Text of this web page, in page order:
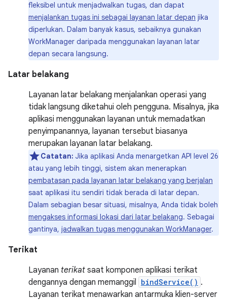
fleksibel untuk menjadwalkan tugas, dan dapat
menjalankan tugas ini sebagai layanan latar depan jika
diperlukan. Dalam banyak kasus, sebaiknya gunakan
WorkManager daripada menggunakan layanan latar
depan secara langsung.
Latar belakang
Layanan latar belakang menjalankan operasi yang
tidak langsung diketahui oleh pengguna. Misalnya, jika
aplikasi menggunakan layanan untuk memadatkan
penyimpanannya, layanan tersebut biasanya
merupakan layanan latar belakang.
Catatan: Jika aplikasi Anda menargetkan API level 26
atau yang lebih tinggi, sistem akan menerapkan
pembatasan pada layanan latar belakang yang berjalan
saat aplikasi itu sendiri tidak berada di latar depan.
Dalam sebagian besar situasi, misalnya, Anda tidak boleh
mengakses informasi lokasi dari latar belakang. Sebagai
gantinya, jadwalkan tugas menggunakan WorkManager.
Terikat
Layanan terikat saat komponen aplikasi terikat
dengannya dengan memanggil bindService() .
Layanan terikat menawarkan antarmuka klien-server